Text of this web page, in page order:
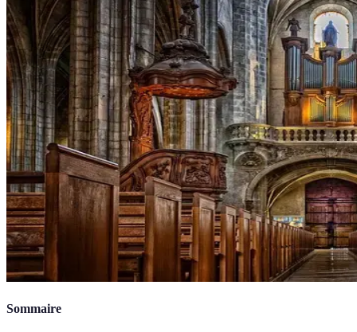
Sommaire